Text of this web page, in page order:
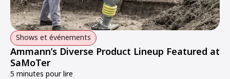
Shows et événements
Ammann’s Diverse Product Lineup Featured at
SaMoTer
5 minutes pour lire